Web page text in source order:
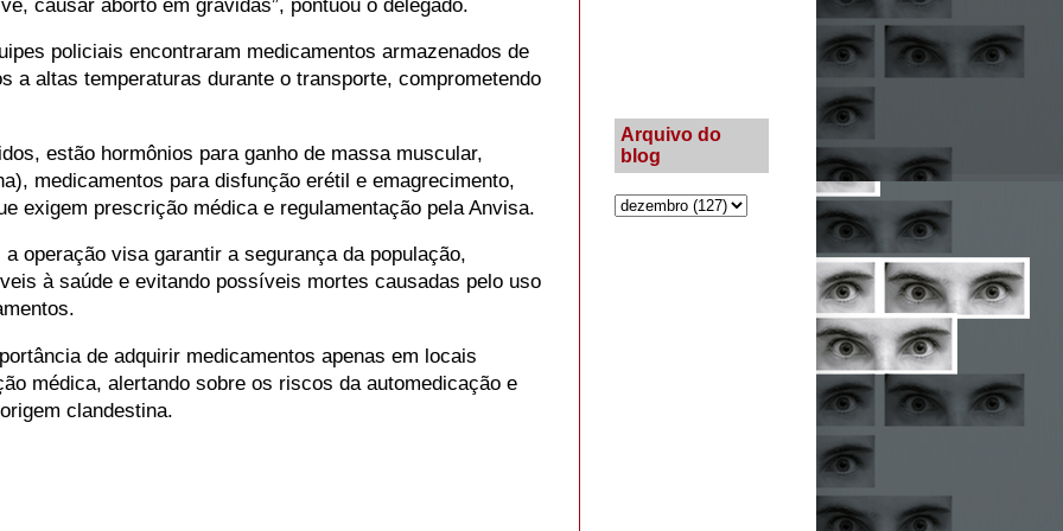
causar aborto em grávidas”, pontuou o delegado.
policiais encontraram medicamentos armazenados de
a altas temperaturas durante o transporte, comprometendo
estão hormônios para ganho de massa muscular,
medicamentos para disfunção erétil e emagrecimento,
exigem prescrição médica e regulamentação pela Anvisa.
operação visa garantir a segurança da população,
à saúde e evitando possíveis mortes causadas pelo uso
de adquirir medicamentos apenas em locais
médica, alertando sobre os riscos da automedicação e
clandestina.
Arquivo do
blog